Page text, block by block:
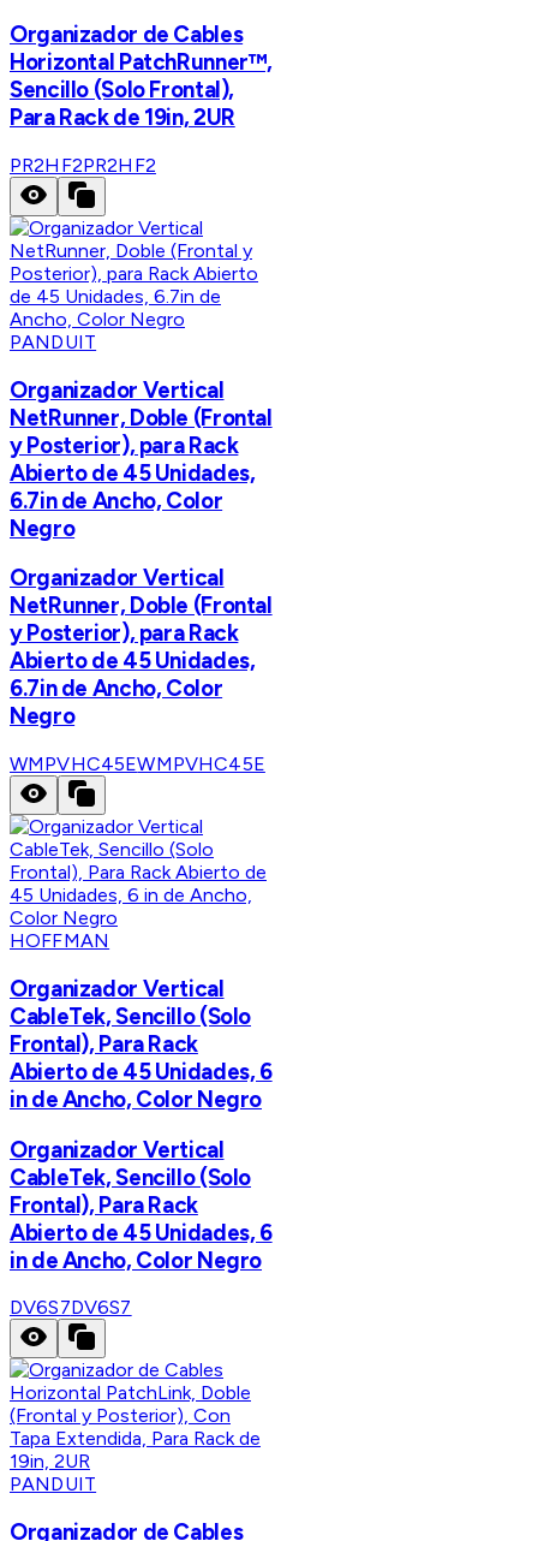
Organizador de Cables
Horizontal PatchRunner™,
Sencillo (Solo Frontal),
Para Rack de 19in, 2UR
PR2HF2PR2HF2
PANDUIT
Organizador Vertical
NetRunner, Doble (Frontal
y Posterior), para Rack
Abierto de 45 Unidades,
6.7in de Ancho, Color
Negro
Organizador Vertical
NetRunner, Doble (Frontal
y Posterior), para Rack
Abierto de 45 Unidades,
6.7in de Ancho, Color
Negro
WMPVHC45EWMPVHC45E
HOFFMAN
Organizador Vertical
CableTek, Sencillo (Solo
Frontal), Para Rack
Abierto de 45 Unidades, 6
in de Ancho, Color Negro
Organizador Vertical
CableTek, Sencillo (Solo
Frontal), Para Rack
Abierto de 45 Unidades, 6
in de Ancho, Color Negro
DV6S7DV6S7
PANDUIT
Organizador de Cables